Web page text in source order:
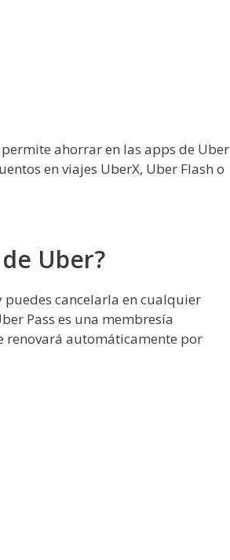
permite ahorrar en las apps de Uber
en viajes UberX, Uber Flash o
Uber?
puedes cancelarla en cualquier
Pass es una membresía
renovará automáticamente por